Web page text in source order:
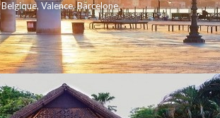
Belgique,Valence,Barcelone,